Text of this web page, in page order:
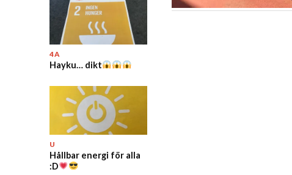
4A
Hayku… dikt
U
Hållbar energi för alla
:D